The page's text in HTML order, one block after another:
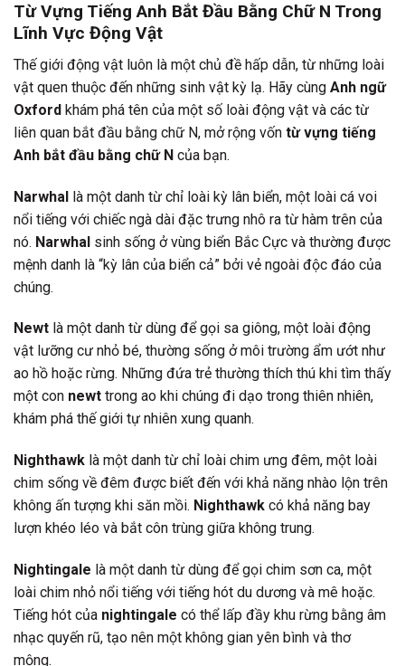
Từ Vựng Tiếng Anh Bắt Đầu Bằng Chữ N Trong
Lĩnh Vực Động Vật
Thế giới động vật luôn là một chủ đề hấp dẫn, từ những loài
vật quen thuộc đến những sinh vật kỳ lạ. Hãy cùng Anh ngữ
Oxford khám phá tên của một số loài động vật và các từ
liên quan bắt đầu bằng chữ N, mở rộng vốn từ vựng tiếng
Anh bắt đầu bằng chữ N của bạn.
Narwhal là một danh từ chỉ loài kỳ lân biển, một loài cá voi
nổi tiếng với chiếc ngà dài đặc trưng nhô ra từ hàm trên của
nó. Narwhal sinh sống ở vùng biển Bắc Cực và thường được
mệnh danh là “kỳ lân của biển cả” bởi vẻ ngoài độc đáo của
chúng.
Newt là một danh từ dùng để gọi sa giông, một loài động
vật lưỡng cư nhỏ bé, thường sống ở môi trường ẩm ướt như
ao hồ hoặc rừng. Những đứa trẻ thường thích thú khi tìm thấy
một con newt trong ao khi chúng đi dạo trong thiên nhiên,
khám phá thế giới tự nhiên xung quanh.
Nighthawk là một danh từ chỉ loài chim ưng đêm, một loài
chim sống về đêm được biết đến với khả năng nhào lộn trên
không ấn tượng khi săn mồi. Nighthawk có khả năng bay
lượn khéo léo và bắt côn trùng giữa không trung.
Nightingale là một danh từ dùng để gọi chim sơn ca, một
loài chim nhỏ nổi tiếng với tiếng hót du dương và mê hoặc.
Tiếng hót của nightingale có thể lấp đầy khu rừng bằng âm
nhạc quyến rũ, tạo nên một không gian yên bình và thơ
mộng.